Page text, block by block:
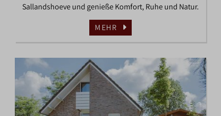
Sallandshoeve und genieße Komfort, Ruhe und Natur.
MEHR